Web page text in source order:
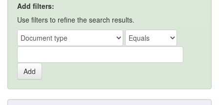
Add filters:
Use filters to refine the search results.